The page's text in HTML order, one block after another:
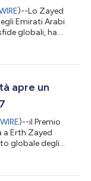
)--Lo Zayed
Emirati Arabi
globali, ha
Salute,
il Premio
apre un
)--il Premio
Erth Zayed
globale degli
degli Emirati